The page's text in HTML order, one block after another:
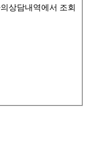
상담내역에서 조회